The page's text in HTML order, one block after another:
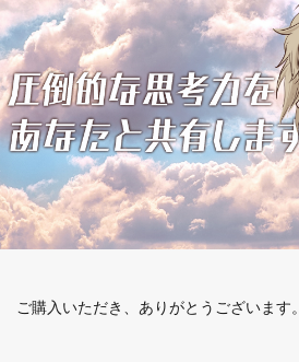
ご購入いただき、ありがとうございます。